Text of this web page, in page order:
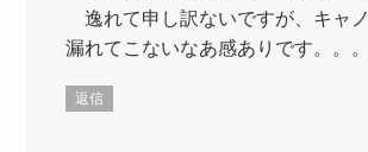
逸れて申し訳ないですが、キャ
漏れてこないなあ感ありです。。。
返信